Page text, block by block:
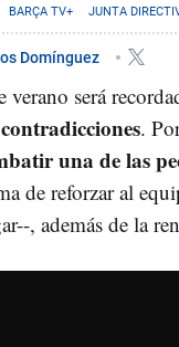
BARÇA TV+ JUNTA
Domínguez
verano será
.
una de las
de reforzar al
, además de la